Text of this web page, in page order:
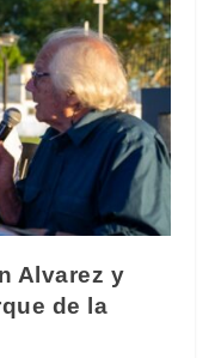
Alvarez y
de la